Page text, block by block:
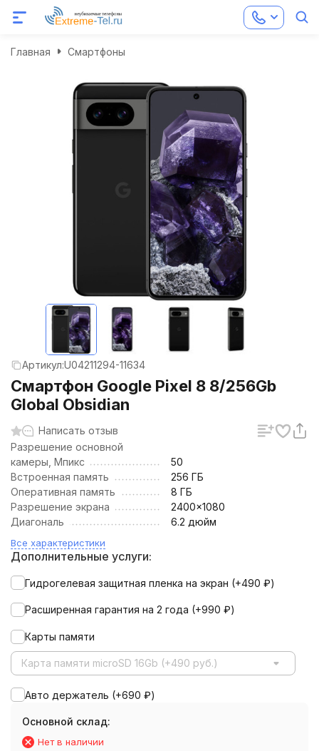
Главная Смартфоны
Артикул:U04211294-11634
Смартфон Google Pixel 8 8/256Gb
Global Obsidian
Написать отзыв
Разрешение основной
камеры, Мпикс
50
Встроенная память
256 ГБ
Оперативная память
8 ГБ
Разрешение экрана
2400x1080
Диагональ
6.2 дюйм
Все характеристики
Дополнительные услуги:
Гидрогелевая защитная пленка на экран (+490 ₽)
Расширенная гарантия на 2 года (+990 ₽)
Карты памяти
Карта памяти microSD 16Gb (+490 руб.)
Авто держатель (+690 ₽)
Основной склад:
Нет в наличии